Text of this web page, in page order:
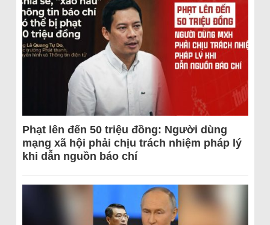
Phạt lên đến 50 triệu đồng: Người dùng
mạng xã hội phải chịu trách nhiệm pháp lý
khi dẫn nguồn báo chí